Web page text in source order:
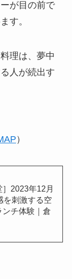
が目の前で
す。
理は、夢中
人が続出す
）
］2023年12月
を刺激する空
チ体験｜倉